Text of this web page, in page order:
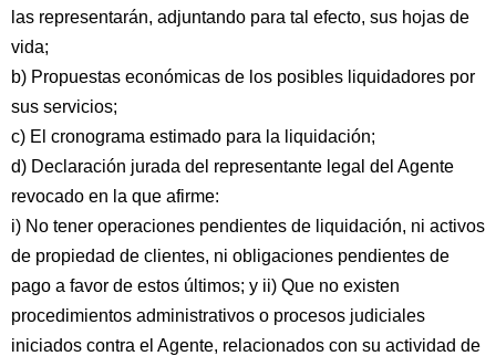
las representarán, adjuntando para tal efecto, sus hojas de
vida;
b) Propuestas económicas de los posibles liquidadores por
sus servicios;
c) El cronograma estimado para la liquidación;
d) Declaración jurada del representante legal del Agente
revocado en la que afirme:
i) No tener operaciones pendientes de liquidación, ni activos
de propiedad de clientes, ni obligaciones pendientes de
pago a favor de estos últimos; y ii) Que no existen
procedimientos administrativos o procesos judiciales
iniciados contra el Agente, relacionados con su actividad de